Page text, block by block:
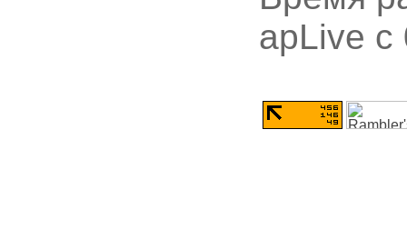
apLive c